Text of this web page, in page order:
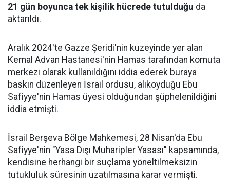
21 gün boyunca tek kişilik hücrede tutulduğu da
aktarıldı.
Aralık 2024'te Gazze Şeridi'nin kuzeyinde yer alan
Kemal Advan Hastanesi'nin Hamas tarafından komuta
merkezi olarak kullanıldığını iddia ederek buraya
baskın düzenleyen İsrail ordusu, alıkoyduğu Ebu
Safiyye'nin Hamas üyesi olduğundan şüphelenildiğini
iddia etmişti.
İsrail Berşeva Bölge Mahkemesi, 28 Nisan'da Ebu
Safiyye'nin "Yasa Dışı Muharipler Yasası" kapsamında,
kendisine herhangi bir suçlama yöneltilmeksizin
tutukluluk süresinin uzatılmasına karar vermişti.